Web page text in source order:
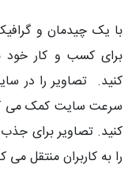
با یک چیدمان و
برای کسب و کار خود
کنید. تصاویر را در
سرعت سایت کمک می
کنید. تصاویر برای جذب
را به کاربران منتقل می